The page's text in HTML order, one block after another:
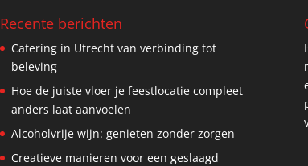
Recente berichten
Catering in Utrecht van verbinding tot
beleving
Hoe de juiste vloer je feestlocatie compleet
anders laat aanvoelen
Alcoholvrije wijn: genieten zonder zorgen
Creatieve manieren voor een geslaagd